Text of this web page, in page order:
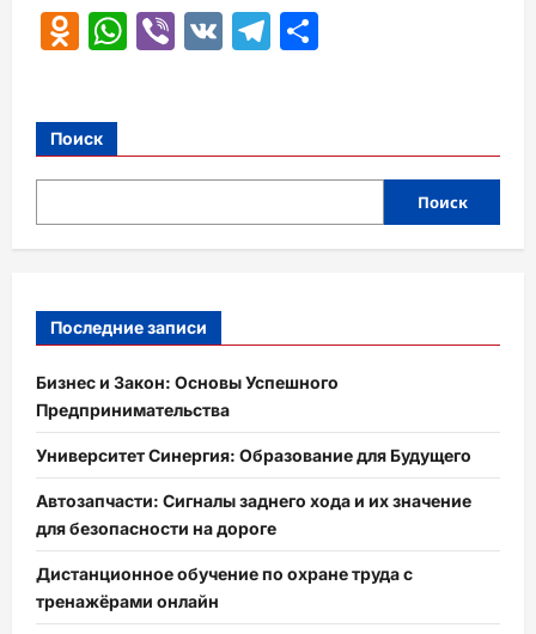
Odnoklassniki
WhatsApp
Viber
VK Telegram
Поиск
Поиск
Последние записи
Бизнес и Закон: Основы Успешного
Предпринимательства
Университет Синергия: Образование для Будущего
Автозапчасти: Сигналы заднего хода и их значение
для безопасности на дороге
Дистанционное обучение по охране труда с
тренажёрами онлайн